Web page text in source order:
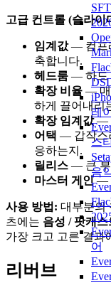
레
스
음
어
고급 컨트롤 (슬라이
임계값— 컴프
축합니다.
헤드룸 — 하드
확장 비율 — 매
하게 끌어내리
확장 임계값—
어택 — 갑작스
응하는지.
릴리스 — 큰 부
마스터 게인—
사용 방법: 대부분의
츠에는 음성 / 팟캐스
가장 크고 고른 결과
리버브